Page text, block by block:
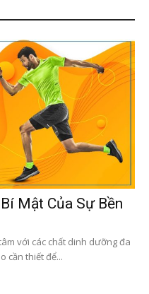
Mật Của Sự Bền
với các chất dinh dưỡng đa
cần thiết để...